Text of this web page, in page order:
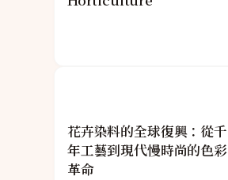
花卉染料的全球復興：從千
年工藝到現代慢時尚的色彩
革命